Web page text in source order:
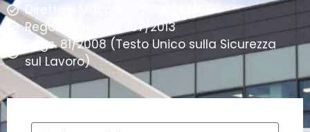
Direttiva Macchine 2006/42/CE
Regolamento UE 167/2013
D.Lgs. 81/2008 (Testo Unico sulla Sicurezza
sul Lavoro)